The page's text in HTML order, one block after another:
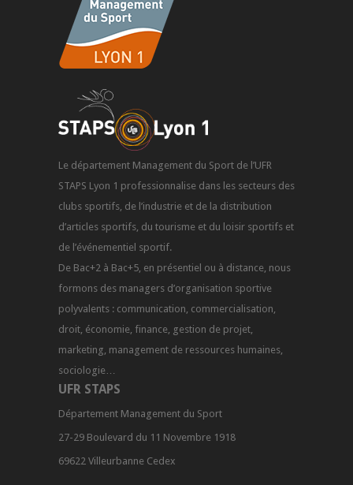
Le département Management du Sport de l’UFR
STAPS Lyon 1 professionnalise dans les secteurs des
clubs sportifs, de l’industrie et de la distribution
d’articles sportifs, du tourisme et du loisir sportifs et
de l’événementiel sportif.
De Bac+2 à Bac+5, en présentiel ou à distance, nous
formons des managers d’organisation sportive
polyvalents : communication, commercialisation,
droit, économie, finance, gestion de projet,
marketing, management de ressources humaines,
sociologie…
UFR STAPS
Département Management du Sport
27-29 Boulevard du 11 Novembre 1918
69622 Villeurbanne Cedex